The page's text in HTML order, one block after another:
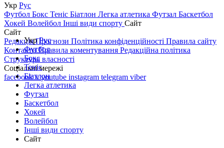
Укр Рус
Футбол Бокс Теніс Біатлон Легка атлетика Футзал Баскетбол
Хокей Волейбол Інші види спорту Сайт
Сайт
РедакціяПрогнози Політика конфіденційності Правила сайту
КонтактиПравила коментування Редакційна політика
Структура власності
Соціальні мережі
facebookxyoutube instagram telegram viber
УкрРус
Футбол
Бокс
Теніс
Біатлон
Легка атлетика
Футзал
Баскетбол
Хокей
Волейбол
Інші види спорту
Сайт